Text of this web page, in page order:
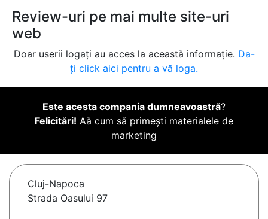
Review-uri pe mai multe site-uri
web
Doar userii logați au acces la această informație. Da-
ți click aici pentru a vă loga.
Este acesta compania dumneavoastră?
Felicitări! Aă cum să primești materialele de
marketing
Cluj-Napoca
Strada Oasului 97